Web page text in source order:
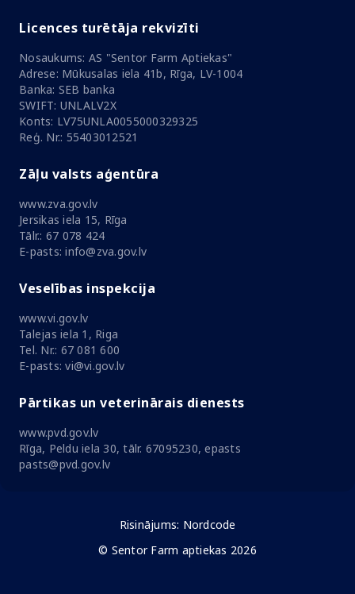
Licences turētāja rekvizīti
Nosaukums: AS "Sentor Farm Aptiekas"
Adrese: Mūkusalas iela 41b, Rīga, LV-1004
Banka: SEB banka
SWIFT: UNLALV2X
Konts: LV75UNLA0055000329325
Reģ. Nr.: 55403012521
Zāļu valsts aģentūra
www.zva.gov.lv
Jersikas iela 15, Rīga
Tālr.: 67 078 424
E-pasts: info@zva.gov.lv
Veselības inspekcija
www.vi.gov.lv
Talejas iela 1, Riga
Tel. Nr.: 67 081 600
E-pasts: vi@vi.gov.lv
Pārtikas un veterinārais dienests
www.pvd.gov.lv
Rīga, Peldu iela 30, tālr. 67095230, epasts
pasts@pvd.gov.lv
Risinājums: Nordcode
© Sentor Farm aptiekas 2026